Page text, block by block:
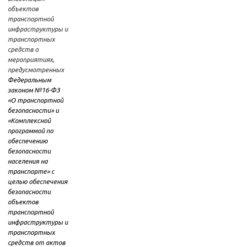
объектов
транспортной
инфраструктуры и
транспортных
средств о
мероприятиях,
предусмотренных
Федеральным
законом №16-ФЗ
«О транспортной
безопасности» и
«Комплексной
программой по
обеспечению
безопасности
населения на
транспорте» с
целью обеспечения
безопасности
объектов
транспортной
инфраструктуры и
транспортных
средств от актов